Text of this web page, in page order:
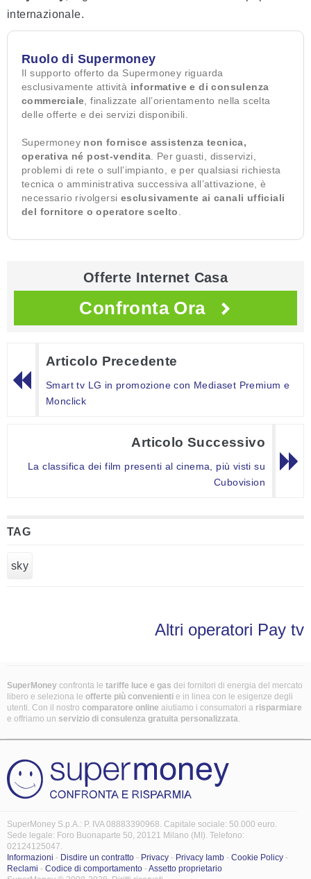
internazionale.
Ruolo di Supermoney
Il supporto offerto da Supermoney riguarda
esclusivamente attività informative e di consulenza
commerciale , finalizzate all’orientamento nella scelta
delle offerte e dei servizi disponibili.
Supermoney non fornisce assistenza tecnica,
operativa né post-vendita . Per guasti, disservizi,
problemi di rete o sull’impianto, e per qualsiasi richiesta
tecnica o amministrativa successiva all’attivazione, è
necessario rivolgersi esclusivamente ai canali ufficiali
del fornitore o operatore scelto
Offerte Internet Casa
Confronta Ora
Articolo Precedente
Smart tv LG in promozione con Mediaset Premium e
Monclick
Articolo Successivo
La classifica dei film presenti al cinema, più visti su
Cubovision
TAG
sky
Altri operatori Pay tv
SuperMoney confronta le tariffe luce e gas dei fornitori di energia del mercato
libero e seleziona le offerte più convenienti e in linea con le esigenze degli
utenti. Con il nostro comparatore online aiutiamo i consumatori a risparmiare
e offriamo un servizio di consulenza gratuita personalizzata.
SuperMoney S.p.A.: P. IVA 08883390968. Capitale sociale: 50.000 euro.
Sede legale: Foro Buonaparte 50, 20121 Milano (MI). Telefono:
02124125047.
Informazioni - Disdire un contratto - Privacy - Privacy Iamb - Cookie Policy -
Reclami - Codice di comportamento -Assetto proprietario